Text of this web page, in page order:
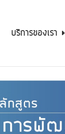
บริการของเรา